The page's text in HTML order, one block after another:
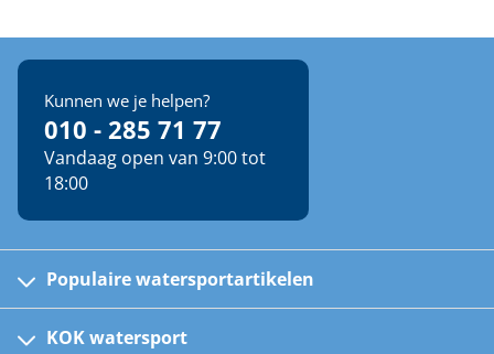
Kunnen we je helpen?
010 - 285 71 77
Vandaag open van 9:00 tot
18:00
Populaire watersportartikelen
Kinder reddingsvesten
KOK watersport